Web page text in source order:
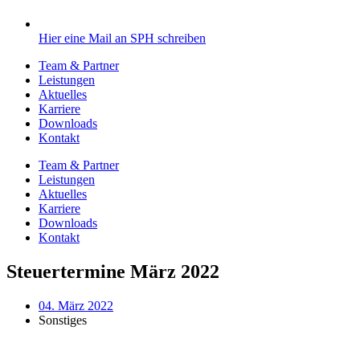
Hier eine Mail an SPH schreiben
Team & Partner
Leistungen
Aktuelles
Karriere
Downloads
Kontakt
Team & Partner
Leistungen
Aktuelles
Karriere
Downloads
Kontakt
Steuertermine März 2022
04. März 2022
Sonstiges